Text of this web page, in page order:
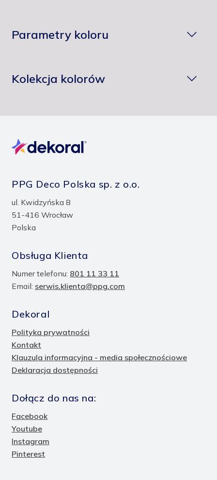
Parametry koloru
Kolekcja kolorów
PPG Deco Polska sp. z o.o.
ul. Kwidzyńska 8
51-416 Wrocław
Polska
Obsługa Klienta
Numer telefonu: 801 11 33 11
Email: serwis.klienta@ppg.com
Dekoral
Polityka prywatności
Kontakt
Klauzula informacyjna - media społecznościowe
Deklaracja dostępności
Dołącz do nas na:
Facebook
Youtube
Instagram
Pinterest